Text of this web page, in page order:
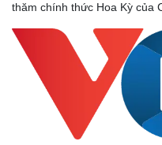
thăm chính thức Hoa Kỳ của